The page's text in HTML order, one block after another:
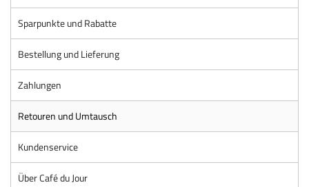
Sparpunkte und Rabatte
Bestellung und Lieferung
Zahlungen
Retouren und Umtausch
Kundenservice
Über Café du Jour